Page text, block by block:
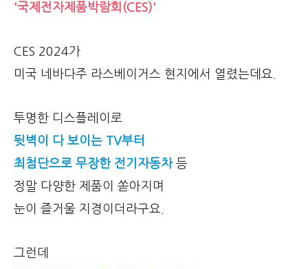
'국제전자제품박람회(CES)'
CES 2024가
미국 네바다주 라스베이거스 현지에서 열렸는데요.
투명한 디스플레이로
뒷벽이 다 보이는 TV부터
최첨단으로 무장한 전기자동차등
정말 다양한 제품이 쏟아지며
눈이 즐거울 지경이더라구요.
그런데